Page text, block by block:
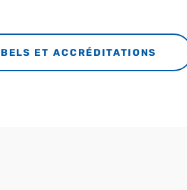
ET ACCRÉDITATIONS